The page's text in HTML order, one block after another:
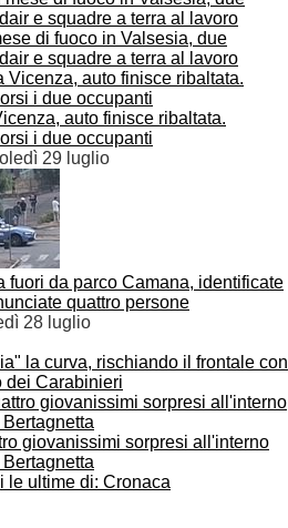
di fuoco in Valsesia, due
e squadre a terra al lavoro
auto finisce ribaltata.
i due occupanti
29 luglio
fuori da parco Camana, identificate
quattro persone
28 luglio
la curva, rischiando il frontale con
dei Carabinieri
giovanissimi sorpresi all'interno
le ultime di: Cronaca